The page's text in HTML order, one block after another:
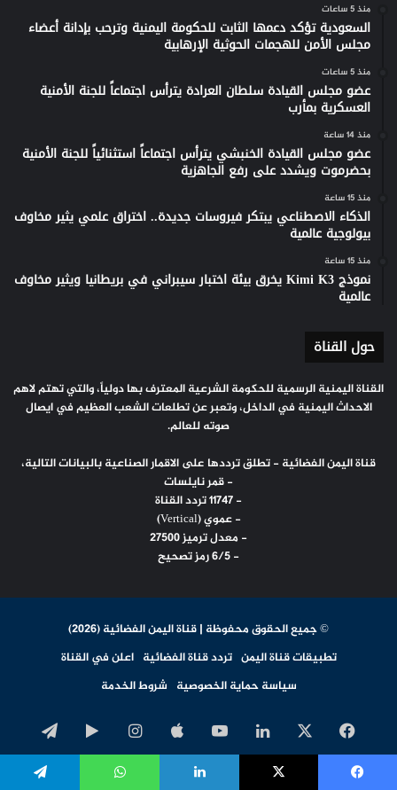
منذ 5 ساعات
السعودية تؤكد دعمها الثابت للحكومة اليمنية وترحب بإدانة أعضاء
مجلس الأمن للهجمات الحوثية الإرهابية
منذ 5 ساعات
عضو مجلس القيادة سلطان العرادة يترأس اجتماعاً للجنة الأمنية
العسكرية بمأرب
منذ 14 ساعة
عضو مجلس القيادة الخنبشي يترأس اجتماعاً استثنائياً للجنة الأمنية
بحضرموت ويشدد على رفع الجاهزية
منذ 15 ساعة
الذكاء الاصطناعي يبتكر فيروسات جديدة.. اختراق علمي يثير مخاوف
بيولوجية عالمية
منذ 15 ساعة
نموذج Kimi K3 يخرق بيئة اختبار سيبراني في بريطانيا ويثير مخاوف
عالمية
حول القناة
القناة اليمنية الرسمية للحكومة الشرعية المعترف بها دولياً، والتي تهتم لاهم
الاحداث اليمنية في الداخل، وتعبر عن تطلعات الشعب العظيم في ايصال
صوته للعالم.
قناة اليمن الفضائية - تطلق ترددها على الاقمار الصناعية بالبيانات التالية،
- قمر نايلسات
- 11747 تردد القناة
- عموي (Vertical)
- معدل ترميز 27500
- 6/5 رمز تصحيح
© جميع الحقوق محفوظة | قناة اليمن الفضائية (2026)
تطبيقات قناة اليمن تردد قناة الفضائية اعلن في القناة
سياسة حماية الخصوصية شروط الخدمة
فيسبوك لينكدإن‫YouTube انستقرام‏Google